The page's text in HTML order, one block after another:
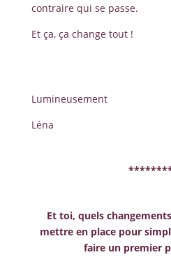
contraire qui se passe.
Et ça, ça change tout !
Lumineusement
Léna
Et toi, quels
mettre en place pour
faire un premier